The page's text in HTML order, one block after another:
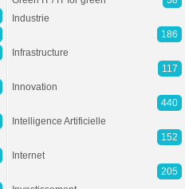
Industrie
186
Infrastructure
117
Innovation
440
Intelligence Artificielle
152
Internet
205